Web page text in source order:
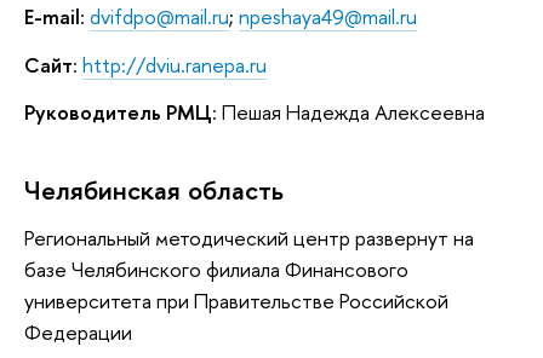
E-mail: dvifdpo@mail.ru; npeshaya49@mail.ru
Сайт: http://dviu.ranepa.ru
Руководитель РМЦ: Пешая Надежда Алексеевна
Челябинская область
Региональный методический центр развернут на
базе Челябинского филиала Финансового
университета при Правительстве Российской
Федерации